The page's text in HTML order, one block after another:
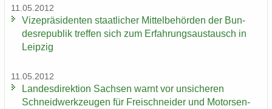
11.05.2012
Vi­ze­prä­si­den­ten staat­li­cher Mit­tel­be­hör­den der Bun­
des­re­pu­blik tref­fen sich zum Er­fah­rungs­aus­tausch in
Leip­zig
11.05.2012
Lan­des­di­rek­ti­on Sach­sen warnt vor un­si­che­ren
Schneid­werk­zeu­gen für Frei­schnei­der und Mo­tor­sen­